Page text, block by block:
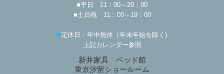
■平日 11：00～20：00
■土日祝 11：00～19：00
■定休日：年中無休（年末年始を除く)
上記カレンダー参照
新井家具 ベッド館
東京汐留ショールーム